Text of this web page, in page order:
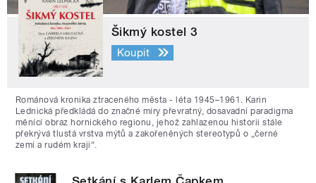
Šikmý kostel 3
Koupit
Románová kronika ztraceného města - léta 1945–1961. Karin
Lednická předkládá do značné míry převratný, dosavadní paradigma
měnící obraz hornického regionu, jehož zahlazenou historii stále
překrývá tlustá vrstva mýtů a zakořeněných stereotypů o „černé
zemi a rudém kraji“.